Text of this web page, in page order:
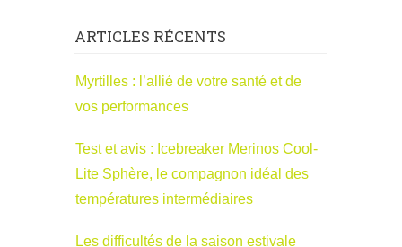
ARTICLES RÉCENTS
Myrtilles : l’allié de votre santé et de
vos performances
Test et avis : Icebreaker Merinos Cool-
Lite Sphère, le compagnon idéal des
températures intermédiaires
Les difficultés de la saison estivale